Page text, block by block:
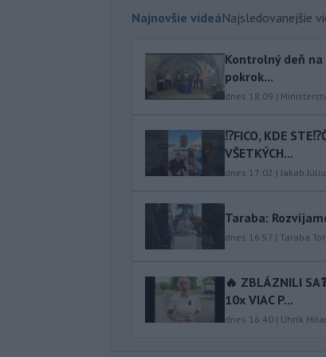
Najnovšie videáNajsledovanejšie
Kontrolný deň
pokrok...
dnes 18:09 |
⁉️FICO, KDE
VŠETKÝCH...
dnes 17:02 |Jakab
Taraba:
dnes 16:57 | Taraba
🔥 ZBLÁZNILI
10x VIAC P...
dnes 16:40 | Uhrík